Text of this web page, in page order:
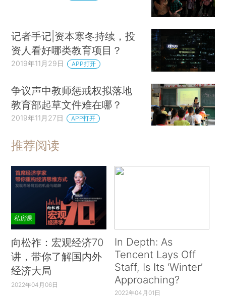
记者手记|资本寒冬持续，投
资人看好哪类教育项目？
2019年11月29日 APP打开
争议声中教师惩戒权拟落地
教育部起草文件难在哪？
2019年11月27日 APP打开
推荐阅读
私房课
向松祚：宏观经济70
讲，带你了解国内外
经济大局
2022年04月06日
In Depth: As
Tencent Lays Off
Staff, Is Its ‘Winter’
Approaching?
2022年04月01日